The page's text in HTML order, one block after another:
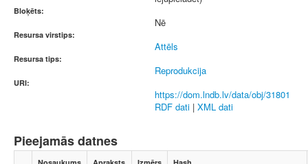
Bloķēts:
Nē
Resursa virstips:
Attēls
Resursa tips:
Reprodukcija
URI:
https://dom.lndb.lv/data/obj/31801
RDF dati | XML dati
Pieejamās datnes